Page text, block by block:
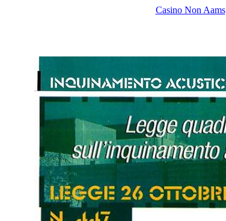
Casino Non Aams